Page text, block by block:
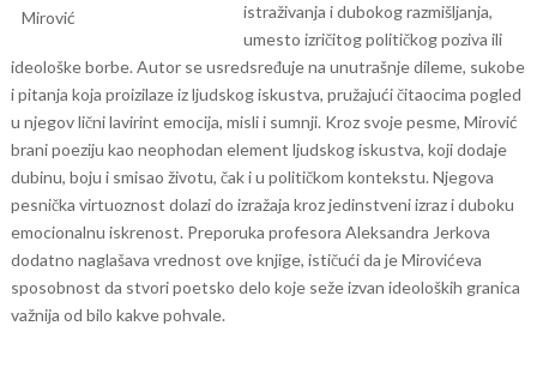
istraživanja i dubokog razmišljanja,
umesto izričitog političkog poziva ili
ideološke borbe. Autor se usredsređuje na unutrašnje dileme, sukobe
i pitanja koja proizilaze iz ljudskog iskustva, pružajući čitaocima pogled
u njegov lični lavirint emocija, misli i sumnji. Kroz svoje pesme, Mirović
brani poeziju kao neophodan element ljudskog iskustva, koji dodaje
dubinu, boju i smisao životu, čak i u političkom kontekstu. Njegova
pesnička virtuoznost dolazi do izražaja kroz jedinstveni izraz i duboku
emocionalnu iskrenost. Preporuka profesora Aleksandra Jerkova
dodatno naglašava vrednost ove knjige, ističući da je Mirovićeva
sposobnost da stvori poetsko delo koje seže izvan ideoloških granica
važnija od bilo kakve pohvale.